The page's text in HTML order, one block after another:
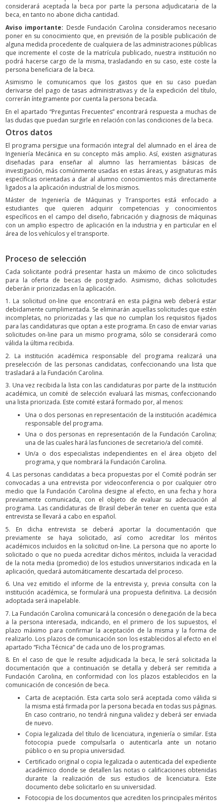
considerará aceptada la beca por parte la persona adjudicataria de la
beca, en tanto no abone dicha cantidad.
Aviso importante: Desde Fundación Carolina consideramos necesario
poner en su conocimiento que, en previsión de la posible publicación de
alguna medida procedente de cualquiera de las administraciones públicas
que incremente el coste de la matrícula publicado, nuestra institución no
podrá hacerse cargo de la misma, trasladando en su caso, este coste la
persona beneficiara de la beca.
Asimismo le comunicamos que los gastos que en su caso puedan
derivarse del pago de tasas administrativas y de la expedición del título,
correrán íntegramente por cuenta la persona becada.
En el apartado “Preguntas Frecuentes” encontrará respuesta a muchas de
las dudas que puedan surgirle en relación con las condiciones de la beca.
Otros datos
El programa persigue una formación integral del alumnado en el área de
Ingeniería Mecánica en su concepto más amplio. Así, existen asignaturas
diseñadas para enseñar al alumno las herramientas básicas de
investigación, más comúnmente usadas en estas áreas, y asignaturas más
específicas orientadas a dar al alumno conocimientos más directamente
ligados a la aplicación industrial de los mismos.
Máster de Ingeniería de Máquinas y Transportes está enfocado a
estudiantes que quieren adquirir competencias y conocimientos
específicos en el campo del diseño, fabricación y diagnosis de máquinas
con un amplio espectro de aplicación en la industria y en particular en el
área de los vehículos y el transporte.
Proceso de selección
Cada solicitante podrá presentar hasta un máximo de cinco solicitudes
para la oferta de becas de postgrado. Asimismo, dichas solicitudes
deberán ir priorizadas en la aplicación.
1. La solicitud on-line que encontrará en esta página web deberá estar
debidamente cumplimentada. Se eliminarán aquellas solicitudes que estén
incompletas, no priorizadas y las que no cumplan los requisitos fijados
para las candidaturas que optan a este programa. En caso de enviar varias
solicitudes on-line para un mismo programa, sólo se considerará como
válida la última recibida.
2. La institución académica responsable del programa realizará una
preselección de las personas candidatas, confeccionando una lista que
trasladará a la Fundación Carolina.
3. Una vez recibida la lista con las candidaturas por parte de la institución
académica, un comité de selección evaluará las mismas, confeccionando
una lista priorizada. Este comité estará formado por, al menos:
Una o dos personas en representación de la institución académica
responsable del programa.
Una o dos personas en representación de la Fundación Carolina;
una de las cuales hará las funciones de secretario/a del comité.
Un/a o dos especialistas independientes en el área objeto del
programa, y que nombrará la Fundación Carolina.
4. Las personas candidatas a beca propuestas por el Comité podrán ser
convocadas a una entrevista por videoconferencia o por cualquier otro
medio que la Fundación Carolina designe al efecto, en una fecha y hora
previamente comunicada, con el objeto de evaluar su adecuación al
programa. Las candidaturas de Brasil deberán tener en cuenta que esta
entrevista se llevará a cabo en español.
5. En dicha entrevista se deberá aportar la documentación que
previamente se haya solicitado, así como acreditar los méritos
académicos incluidos en la solicitud on-line. La persona que no aporte lo
solicitado o que no pueda acreditar dichos méritos, incluida la veracidad
de la nota media (promedio) de los estudios universitarios indicada en la
aplicación, quedará automáticamente descartada del proceso.
6. Una vez emitido el informe de la entrevista y, previa consulta con la
institución académica, se formulará una propuesta definitiva. La decisión
adoptada será inapelable.
7. La Fundación Carolina comunicará la concesión o denegación de la beca
a la persona interesada, indicando, en el primero de los supuestos, el
plazo máximo para confirmar la aceptación de la misma y la forma de
realizarlo. Los plazos de comunicación son los establecidos al efecto en el
apartado “Ficha Técnica” de cada uno de los programas.
8. En el caso de que le resulte adjudicada la beca, le será solicitada la
documentación que a continuación se detalla y deberá ser remitida a
Fundación Carolina, en conformidad con los plazos establecidos en la
comunicación de concesión de beca.
Carta de aceptación. Esta carta solo será aceptada como válida si
la misma está firmada por la persona becada en todas sus páginas.
En caso contrario, no tendrá ninguna validez y deberá ser enviada
de nuevo.
Copia legalizada del título de licenciatura, ingeniería o similar. Esta
fotocopia puede compulsarla o autenticarla ante un notario
público o en su propia universidad.
Certificado original o copia legalizada o autenticada del expediente
académico donde se detallen las notas o calificaciones obtenidas
durante la realización de sus estudios de licenciatura. Este
documento debe solicitarlo en su universidad.
Fotocopia de los documentos que acrediten los principales méritos